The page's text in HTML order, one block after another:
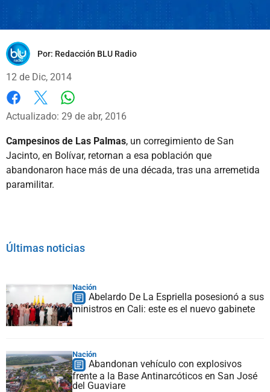
Por: Redacción BLU Radio
12 de Dic, 2014
Facebook
X
Actualizado: 29 de abr, 2016
Campesinos de Las Palmas, un corregimiento de San
Jacinto, en Bolívar, retornan a esa población que
abandonaron hace más de una década, tras una arremetida
paramilitar.
Últimas noticias
Nación
Abelardo De La Espriella posesionó a sus
ministros en Cali: este es el nuevo gabinete
Nación
Abandonan vehículo con explosivos
frente a la Base Antinarcóticos en San José
del Guaviare